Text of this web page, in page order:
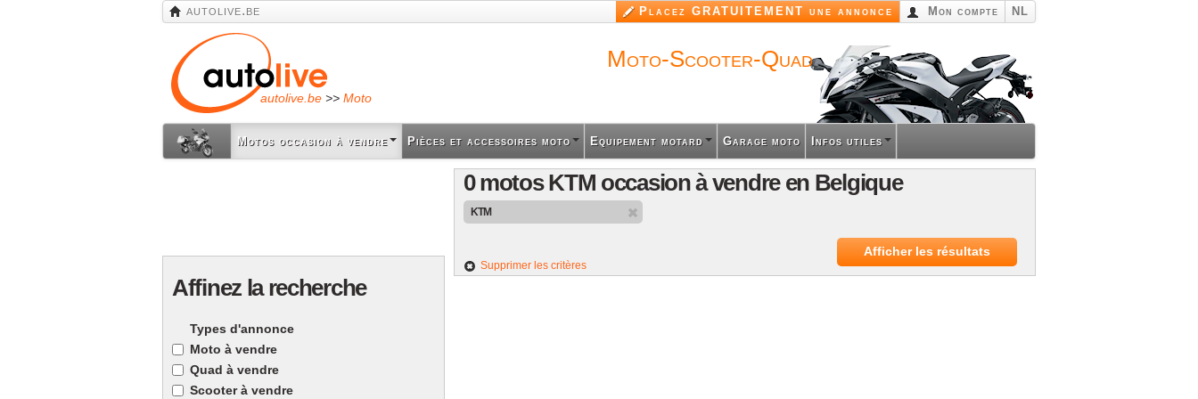
principal
autolive.be Placez GRATUITEMENT une annonce Mon compte NL
autolive.be >> Moto
Moto-Scooter-Quad
Motos occasion à vendre Pièces et accessoires moto Equipement motard Garage moto Infos utiles
Affinez la recherche
Types d'annonce
Moto à vendre
Quad à vendre
Scooter à vendre
0 motos KTM occasion à vendre en Belgique
KTM
Supprimer les critères
Afficher les résultats